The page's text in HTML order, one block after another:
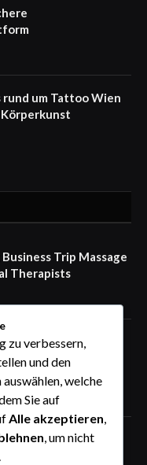
um Tattoo Wien
Trip Massage
Therapists
für eine
von
Names Makes
Fair, Fast, and
zu verbessern,
und den
welche
Sie auf
Alle akzeptieren,
, um nicht